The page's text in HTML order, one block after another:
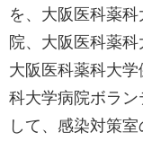
を、大阪医科薬
院、大阪医科薬科
大阪医科薬科大
科大学病院ボラ
して、感染対策